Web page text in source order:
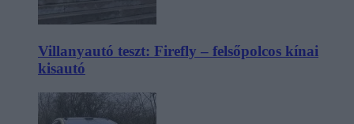
Villanyautó teszt: Firefly – felsőpolcos kínai
kisautó